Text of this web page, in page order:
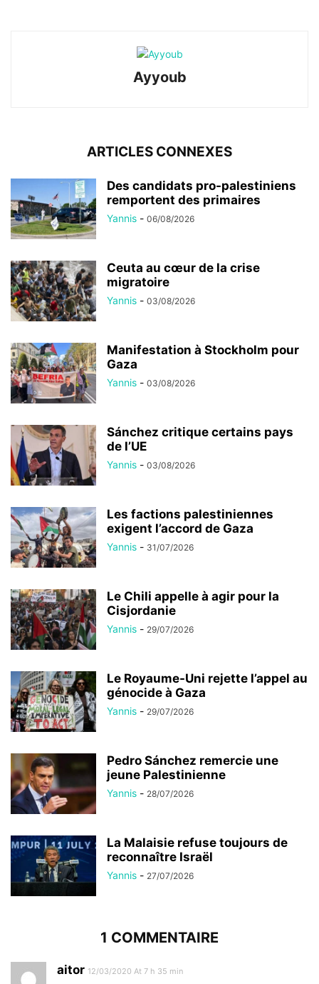
Ayyoub
ARTICLES CONNEXES
Des candidats pro-palestiniens
remportent des primaires
Yannis - 06/08/2026
Ceuta au cœur de la crise
migratoire
Yannis - 03/08/2026
Manifestation à Stockholm pour
Gaza
Yannis - 03/08/2026
Sánchez critique certains pays
de l’UE
Yannis - 03/08/2026
Les factions palestiniennes
exigent l’accord de Gaza
Yannis - 31/07/2026
Le Chili appelle à agir pour la
Cisjordanie
Yannis - 29/07/2026
Le Royaume-Uni rejette l’appel au
génocide à Gaza
Yannis - 29/07/2026
Pedro Sánchez remercie une
jeune Palestinienne
Yannis - 28/07/2026
La Malaisie refuse toujours de
reconnaître Israël
Yannis - 27/07/2026
1 COMMENTAIRE
aitor 12/03/2020 At 7 h 35 min